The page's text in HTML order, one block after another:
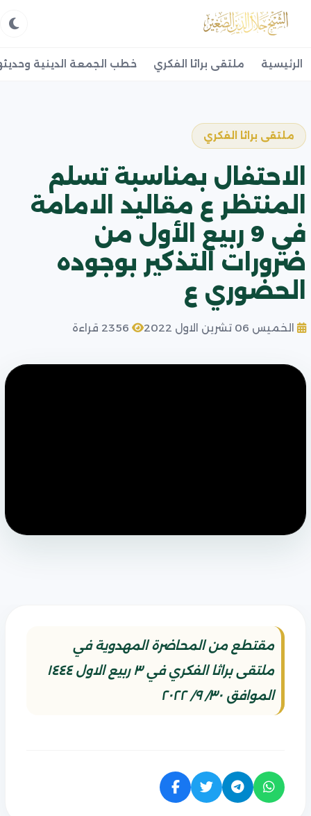
الرئيسية ملتقى براثا الفكري خطب الجمعة الدينية
ملتقى براثا الفكري
الاحتفال بمناسبة تسلم
المنتظر ع مقاليد الامامة
في 9 ربيع الأول من
ضرورات التذكير بوجوده
الحضوري ع
الخميس 06 تشرين الاول 2022
مقتطع من المحاضرة المهدوية في
ملتقى براثا الفكري في ٣ ربيع الاول ١٤٤٤
الموافق ٣٠/ ٩/ ٢٠٢٢